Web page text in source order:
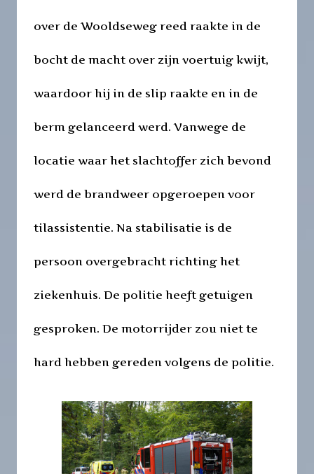
over de Wooldseweg reed raakte in de
bocht de macht over zijn voertuig kwijt,
waardoor hij in de slip raakte en in de
berm gelanceerd werd. Vanwege de
locatie waar het slachtoffer zich bevond
werd de brandweer opgeroepen voor
tilassistentie. Na stabilisatie is de
persoon overgebracht richting het
ziekenhuis. De politie heeft getuigen
gesproken. De motorrijder zou niet te
hard hebben gereden volgens de politie.